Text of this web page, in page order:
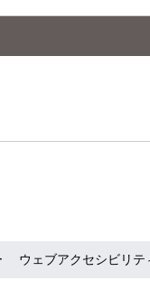
ウェブアクセシビリテ